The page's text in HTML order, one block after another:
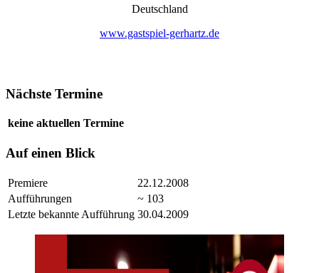
Deutschland
www.gastspiel-gerhartz.de
Nächste Termine
keine aktuellen Termine
Auf einen Blick
Premiere
22.12.2008
Aufführungen
~ 103
Letzte bekannte Aufführung 30.04.2009